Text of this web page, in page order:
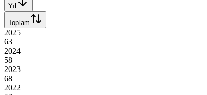
Yıl
Toplam
2025
63
2024
58
2023
68
2022